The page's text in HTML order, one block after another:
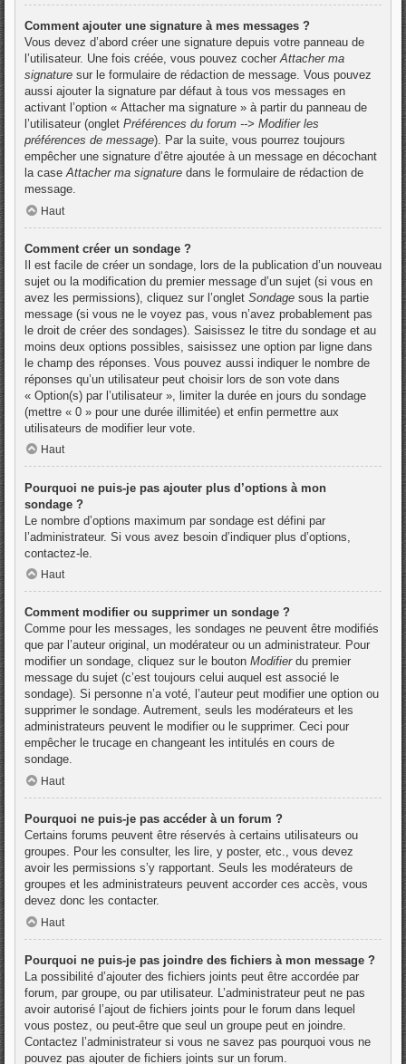
Comment ajouter une signature à mes messages ?
Vous devez d’abord créer une signature depuis votre panneau de
l’utilisateur. Une fois créée, vous pouvez cocherAttacher ma
signature sur le formulaire de rédaction de message. Vous pouvez
aussi ajouter la signature par défaut à tous vos messages en
activant l’option « Attacher ma signature » à partir du panneau de
l’utilisateur (onglet Préférences du forum --> Modifier les
préférences de message). Par la suite, vous pourrez toujours
empêcher une signature d’être ajoutée à un message en décochant
la caseAttacher ma signature dans le formulaire de rédaction de
message.
Haut
Comment créer un sondage ?
Il est facile de créer un sondage, lors de la publication d’un nouveau
sujet ou la modification du premier message d’un sujet (si vous en
avez les permissions), cliquez sur l’onglet Sondage sous la partie
message (si vous ne le voyez pas, vous n’avez probablement pas
le droit de créer des sondages). Saisissez le titre du sondage et au
moins deux options possibles, saisissez une option par ligne dans
le champ des réponses. Vous pouvez aussi indiquer le nombre de
réponses qu’un utilisateur peut choisir lors de son vote dans
« Option(s) par l’utilisateur », limiter la durée en jours du sondage
(mettre « 0 » pour une durée illimitée) et enfin permettre aux
utilisateurs de modifier leur vote.
Haut
Pourquoi ne puis-je pas ajouter plus d’options à mon
sondage ?
Le nombre d’options maximum par sondage est défini par
l’administrateur. Si vous avez besoin d’indiquer plus d’options,
contactez-le.
Haut
Comment modifier ou supprimer un sondage ?
Comme pour les messages, les sondages ne peuvent être modifiés
que par l’auteur original, un modérateur ou un administrateur. Pour
modifier un sondage, cliquez sur le bouton Modifierdu premier
message du sujet (c’est toujours celui auquel est associé le
sondage). Si personne n’a voté, l’auteur peut modifier une option ou
supprimer le sondage. Autrement, seuls les modérateurs et les
administrateurs peuvent le modifier ou le supprimer. Ceci pour
empêcher le trucage en changeant les intitulés en cours de
sondage.
Haut
Pourquoi ne puis-je pas accéder à un forum ?
Certains forums peuvent être réservés à certains utilisateurs ou
groupes. Pour les consulter, les lire, y poster, etc., vous devez
avoir les permissions s’y rapportant. Seuls les modérateurs de
groupes et les administrateurs peuvent accorder ces accès, vous
devez donc les contacter.
Haut
Pourquoi ne puis-je pas joindre des fichiers à mon message ?
La possibilité d’ajouter des fichiers joints peut être accordée par
forum, par groupe, ou par utilisateur. L’administrateur peut ne pas
avoir autorisé l’ajout de fichiers joints pour le forum dans lequel
vous postez, ou peut-être que seul un groupe peut en joindre.
Contactez l’administrateur si vous ne savez pas pourquoi vous ne
pouvez pas ajouter de fichiers joints sur un forum.